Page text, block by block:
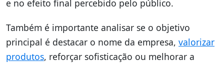
e no efeito final percebido pelo público.
Também é importante analisar se o objetivo
principal é destacar o nome da empresa, valorizar
produtos, reforçar sofisticação ou melhorar a